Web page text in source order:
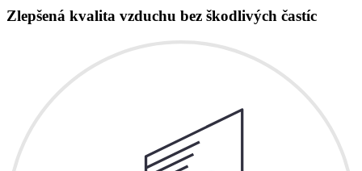
Zlepšená kvalita vzduchu bez škodlivých častíc